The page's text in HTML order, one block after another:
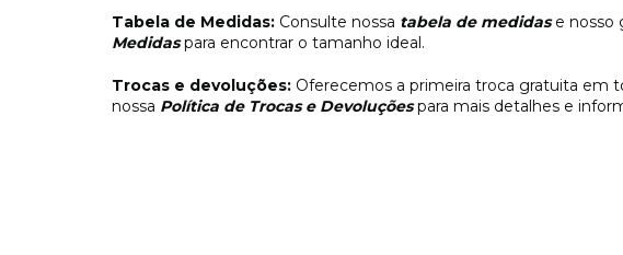
Tabela de Medidas: Consulte nossa tabela de medidase nosso
Medidaspara encontrar o tamanho ideal.
Trocas e devoluções: Oferecemos a primeira troca gratuita em
nossa Política de Trocas e Devoluçõespara mais detalhes e